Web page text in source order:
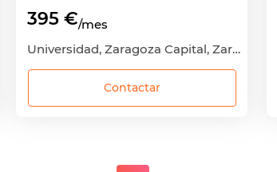
395 €/mes
Universidad, Zaragoza Capital, Zaragoza
Contactar